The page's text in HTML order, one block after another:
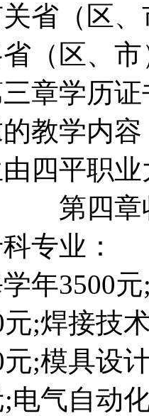
省（区
（区、
学历证
教学内
四平职
第四章
业：
年3500
;焊接技
;模具设
;电气自动